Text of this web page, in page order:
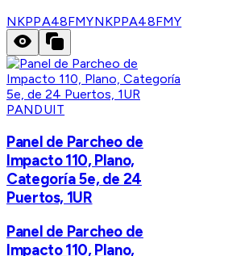
NKPPA48FMYNKPPA48FMY
PANDUIT
Panel de Parcheo de
Impacto 110, Plano,
Categoría 5e, de 24
Puertos, 1UR
Panel de Parcheo de
Impacto 110, Plano,